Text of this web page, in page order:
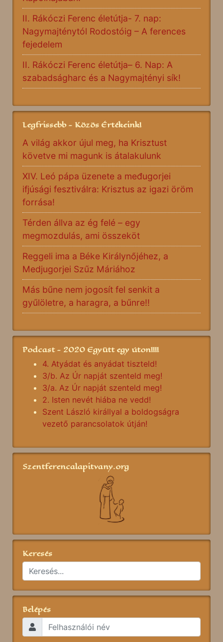
II. Rákóczi Ferenc életútja- 7. nap:
Nagymajténytól Rodostóig – A ferences
fejedelem
II. Rákóczi Ferenc életútja– 6. Nap: A
szabadságharc és a Nagymajtényi sík!
Legfrissebb - Közös Értékeink!
A világ akkor újul meg, ha Krisztust
követve mi magunk is átalakulunk
XIV. Leó pápa üzenete a međugorjei
ifjúsági fesztiválra: Krisztus az igazi öröm
forrása!
Térden állva az ég felé – egy
megmozdulás, ami összeköt
Reggeli ima a Béke Királynőjéhez, a
Medjugorjei Szűz Máriához
Más bűne nem jogosít fel senkit a
gyűlöletre, a haragra, a bűnre!!
Podcast - 2020 Együtt egy úton!!!!
4. Atyádat és anyádat tiszteld!
3/b. Az Úr napját szenteld meg!
3/a. Az Úr napját szenteld meg!
2. Isten nevét hiába ne vedd!
Szent László királlyal a boldogságra
vezető parancsolatok útján!
Szentferencalapitvany.org
Keresés
Belépés